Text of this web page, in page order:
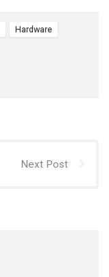
Hardware
Next Post